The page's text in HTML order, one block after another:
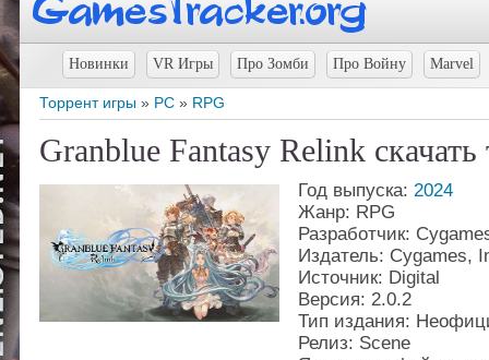
Новинки VR Игры Про Зомби Про Войну Marvel
Торрент игры » PC » RPG
Granblue Fantasy Relink скачать
Год выпуска: 2024
Жанр: RPG
Разработчик:
Издатель: Cygames,
Источник: Digital
Версия: 2.0.2
Тип издания:
Релиз: Scene